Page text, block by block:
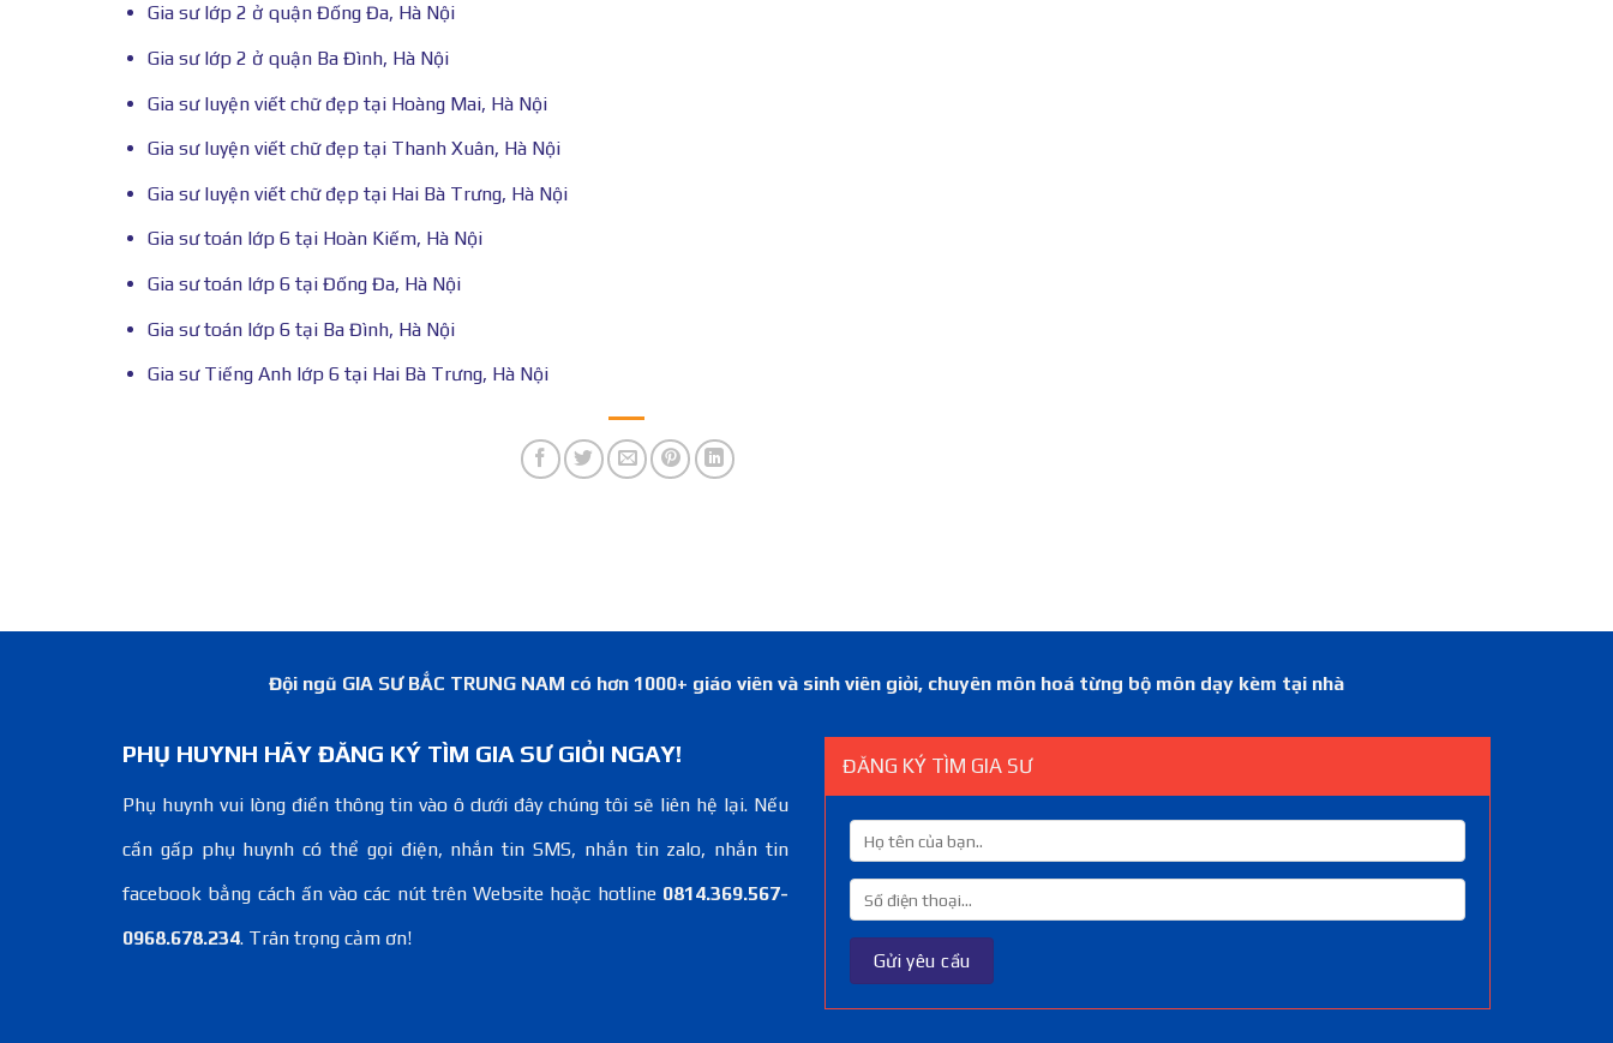
Gia sư lớp 2 ở quận Đống Đa, Hà Nội
Gia sư lớp 2 ở quận Ba Đình, Hà Nội
Gia sư luyện viết chữ đẹp tại Hoàng Mai, Hà Nội
Gia sư luyện viết chữ đẹp tại Thanh Xuân, Hà Nội
Gia sư luyện viết chữ đẹp tại Hai Bà Trưng, Hà Nội
Gia sư toán lớp 6 tại Hoàn Kiếm, Hà Nội
Gia sư toán lớp 6 tại Đống Đa, Hà Nội
Gia sư toán lớp 6 tại Ba Đình, Hà Nội
Gia sư Tiếng Anh lớp 6 tại Hai Bà Trưng, Hà Nội
Đội ngũ GIA SƯ BẮC TRUNG NAM có hơn 1000+ giáo viên và sinh viên giỏi, chuyên môn hoá từng bộ môn dạy kèm tại nhà
PHỤ HUYNH HÃY ĐĂNG KÝ TÌM GIA SƯ GIỎI NGAY!
Phụ huynh vui lòng điền thông tin vào ô dưới đây chúng tôi sẽ liên hệ lại. Nếu
cần gấp phụ huynh có thể gọi điện, nhắn tin SMS, nhắn tin zalo, nhắn tin
facebook bằng cách ấn vào các nút trên Website hoặc hotline 0814.369.567-
0968.678.234. Trân trọng cảm ơn!
ĐĂNG KÝ TÌM GIA SƯ